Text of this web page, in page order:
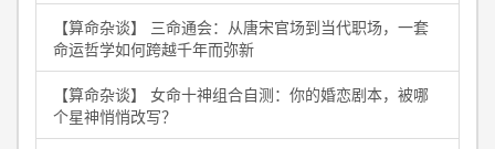
【算命杂谈】 三命通会：从唐宋官场到当代职场，一套
命运哲学如何跨越千年而弥新
【算命杂谈】 女命十神组合自测：你的婚恋剧本，被哪
个星神悄悄改写？